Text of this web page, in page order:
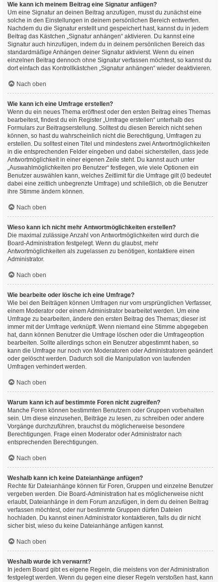
Wie kann ich meinem Beitrag eine Signatur anfügen?
Um eine Signatur an deinen Beitrag anzufügen, musst du zunächst eine
solche in den Einstellungen in deinem persönlichen Bereich entwerfen.
Nachdem du die Signatur erstellt und gespeichert hast, kannst du in jedem
Beitrag das Kästchen „Signatur anhängen“ aktivieren. Du kannst eine
Signatur auch hinzufügen, indem du in deinem persönlichen Bereich das
standardmäßige Anhängen deiner Signatur aktivierst. Wenn du einen
einzelnen Beitrag dennoch ohne Signatur verfassen möchtest, so kannst du
dort einfach das Kontrollkästchen „Signatur anhängen“ wieder deaktivieren.
Nach oben
Wie kann ich eine Umfrage erstellen?
Wenn du ein neues Thema eröffnest oder den ersten Beitrag eines Themas
bearbeitest, findest du ein Register „Umfrage erstellen“ unterhalb des
Formulars zur Beitragserstellung. Solltest du diesen Bereich nicht sehen
können, so hast du wahrscheinlich nicht die Berechtigung, Umfragen zu
erstellen. Du solltest einen Titel und mindestens zwei Antwortmöglichkeiten
in die entsprechenden Felder eingeben und dabei sicherstellen, dass jede
Antwortmöglichkeit in einer eigenen Zeile steht. Du kannst auch unter
„Auswahlmöglichkeiten pro Benutzer“ festlegen, wie viele Optionen ein
Benutzer auswählen kann, welches Zeitlimit für die Umfrage gilt (0 bedeutet
dabei eine zeitlich unbegrenzte Umfrage) und schließlich, ob die Benutzer
ihre Stimme ändern können.
Nach oben
Wieso kann ich nicht mehr Antwortmöglichkeiten erstellen?
Die maximal zulässige Anzahl von Antwortmöglichkeiten wird durch die
Board-Administration festgelegt. Wenn du glaubst, mehr
Antwortmöglichkeiten als zugelassen zu benötigen, kontaktiere einen
Administrator.
Nach oben
Wie bearbeite oder lösche ich eine Umfrage?
Wie bei den Beiträgen können Umfragen nur vom ursprünglichen Verfasser,
einem Moderator oder einem Administrator bearbeitet werden. Um eine
Umfrage zu bearbeiten, ändere den ersten Beitrag des Themas; dieser ist
immer mit der Umfrage verknüpft. Wenn niemand eine Stimme abgegeben
hat, dann können Benutzer die Umfrage löschen oder die Umfrageoption
bearbeiten. Sollte allerdings schon ein Benutzer abgestimmt haben, so
kann die Umfrage nur noch von Moderatoren oder Administratoren geändert
oder gelöscht werden. Dadurch soll die Manipulation von laufenden
Umfragen verhindert werden.
Nach oben
Warum kann ich auf bestimmte Foren nicht zugreifen?
Manche Foren können bestimmten Benutzern oder Gruppen vorbehalten
sein. Um diese einzusehen, Beiträge zu lesen, zu schreiben oder andere
Vorgänge durchzuführen, brauchst du möglicherweise besondere
Berechtigungen. Frage einen Moderator oder Administrator nach
entsprechenden Berechtigungen.
Nach oben
Weshalb kann ich keine Dateianhänge anfügen?
Rechte für Dateianhänge können für Foren, Gruppen und einzelne Benutzer
vergeben werden. Die Board-Administration hat es möglicherweise nicht
erlaubt, Dateianhänge in dem Forum anzufügen, in dem du deinen Beitrag
verfassen möchtest, oder nur bestimmte Gruppen dürfen Dateien
hochladen. Du kannst einen Administrator kontaktieren, falls du dir nicht
sicher bist, wieso du keine Dateianhänge anfügen kannst.
Nach oben
Weshalb wurde ich verwarnt?
In jedem Board gibt es eigene Regeln, die meistens von der Administration
festgelegt werden. Wenn du gegen eine dieser Regeln verstoßen hast, kann